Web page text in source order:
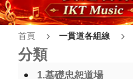
首頁 一貫道各組線
分類
1.基礎忠恕道場